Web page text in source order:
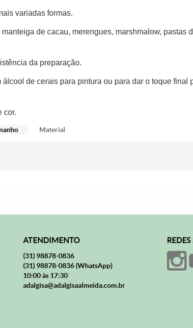
variadas formas.
de cacau, merengues, marshmalow, pastas
da preparação.
de cerais para pintura ou para dar o toque final
cor.
Material
ATENDIMENTO
(31) 98878-0836
(31) 98878-0836(WhatsApp)
10:00 às 17:30
adalgisa@adalgisaalmeida.com.br